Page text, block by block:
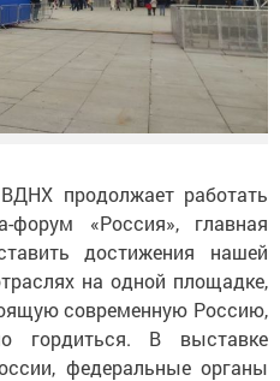
продолжает работать
форум «Россия», главная
достижения нашей
на одной площадке,
современную Россию,
гордиться. В выставке
федеральные органы